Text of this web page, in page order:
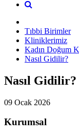
Tıbbi Birimler
Kliniklerimiz
Kadın Doğum
Nasıl Gidilir?
Nasıl Gidilir?
09 Ocak 2026
Kurumsal